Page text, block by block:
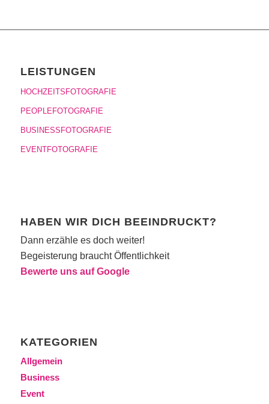
LEISTUNGEN
HOCHZEITSFOTOGRAFIE
PEOPLEFOTOGRAFIE
BUSINESSFOTOGRAFIE
EVENTFOTOGRAFIE
HABEN WIR DICH BEEINDRUCKT?
Dann erzähle es doch weiter!
Begeisterung braucht Öffentlichkeit
Bewerte uns auf Google
KATEGORIEN
Allgemein
Business
Event